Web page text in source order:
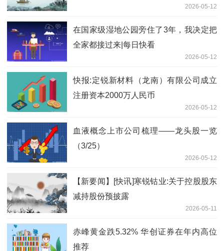
2026-05-12
在国家级湿地公园旁住了3年，我决定把
全家都接过来|每日快看
2026-05-12
快报:定锐新材料（龙南）有限公司成立
注册资本2000万人民币
2026-05-12
血液概念上市公司梳理——龙头股一览
（3/25）
2026-05-12
【新要闻】[快讯]寒锐钴业:关于控股股东
减持股份预披露
2026-05-11
赤峰黄金跌5.32% 华创证券在年内高位
推荐